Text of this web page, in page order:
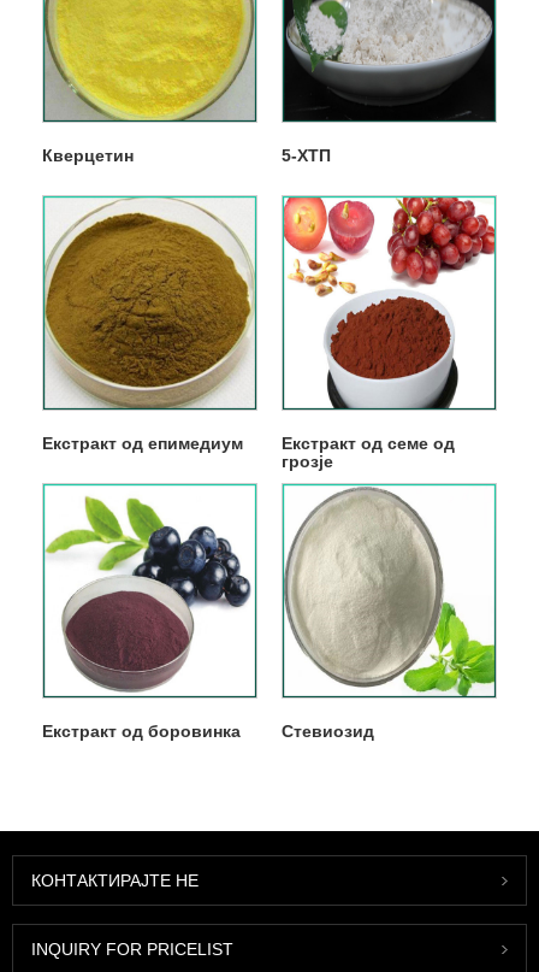
Кверцетин 5-ХТП
Екстракт од епимедиум
Екстракт од семе од
грозје
Екстракт од боровинка Стевиозид
КОНТАКТИРАЈТЕ НЕ
INQUIRY FOR PRICELIST